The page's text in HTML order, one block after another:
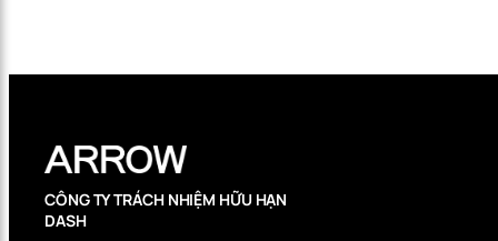
CÔNG TY TRÁCH NHIỆM HỮU HẠN
DASH